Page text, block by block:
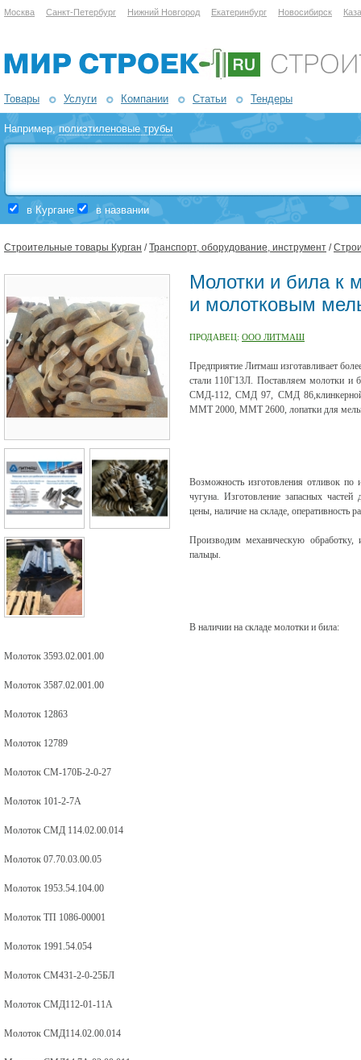
Москва Санкт-Петербург Нижний Новгород Екатеринбург Новосибирск
Товары Услуги Компании Статьи Тендеры
Например,полиэтиленовые трубы
в Кургане в названии
Строительные товары Курган /Транспорт, оборудование, инструмент /
Молотки и била к
и молотковым
ПРОДАВЕЦ: ООО ЛИТМАШ
Предприятие Литмаш изготавливает
стали 110Г13Л. Поставляем молотки
СМД-112, СМД 97, СМД
ММТ 2000, ММТ 2600, лопатки для
Возможность изготовления отливок по
чугуна. Изготовление запасных
цены, наличие на складе, оперативность
Производим механическую обработку,
пальцы.
В наличии на складе молотки и била:
Молоток 3593.02.001.00
Молоток 3587.02.001.00
Молоток 12863
Молоток 12789
Молоток СМ-170Б-2-0-27
Молоток 101-2-7А
Молоток СМД 114.02.00.014
Молоток 07.70.03.00.05
Молоток 1953.54.104.00
Молоток ТП 1086-00001
Молоток 1991.54.054
Молоток СМ431-2-0-25БЛ
Молоток СМД112-01-11А
Молоток СМД114.02.00.014